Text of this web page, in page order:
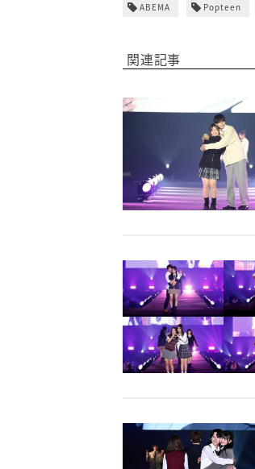
ABEMA Popteen
関連記事